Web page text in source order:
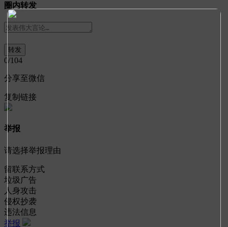
圈内转发
0/104
分享至微信
复制链接
举报
请选择举报理由
留联系方式
垃圾广告
人身攻击
侵权抄袭
违法信息
举报